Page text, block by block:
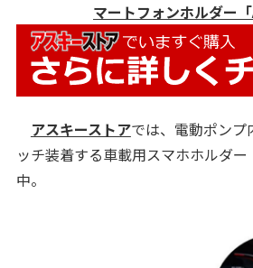
マートフォンホルダー
アスキーストアでは、電動ポンプ
ッチ装着する車載用スマホホルダー
中。